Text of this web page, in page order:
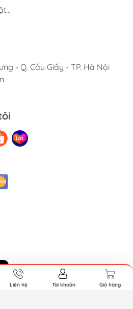
- Q. Cầu Giấy - TP. Hà Nội
Liên hệ Tài khoản Giỏ hàng